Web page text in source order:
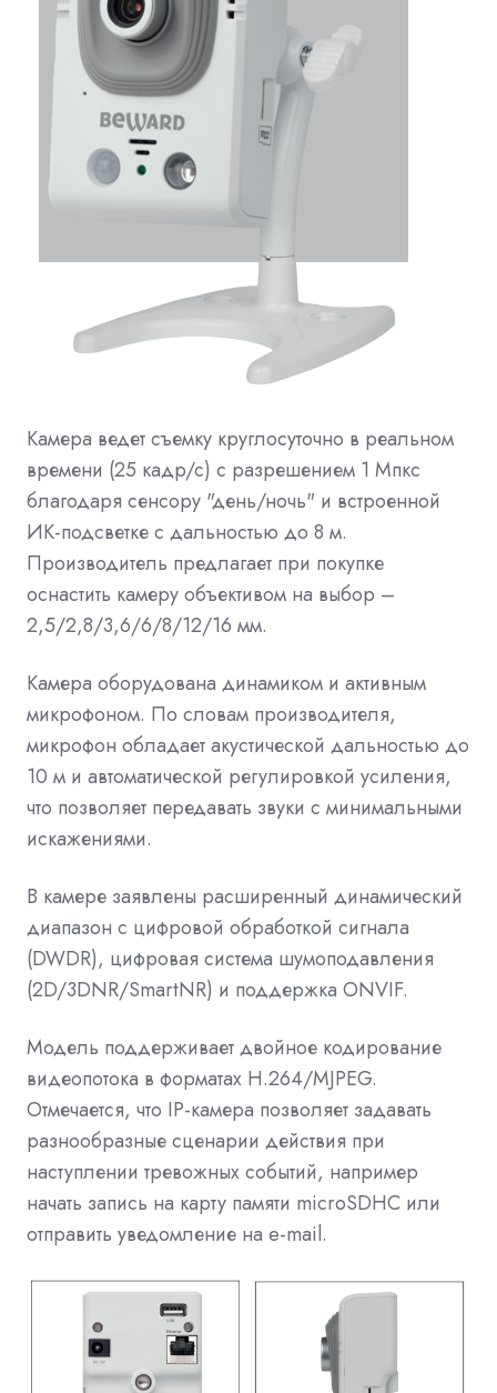
Камера ведет съемку круглосуточно в реальном
времени (25 кадр/с) с разрешением 1 Мпкс
благодаря сенсору "день/ночь" и встроенной
ИК-подсветке с дальностью до 8 м.
Производитель предлагает при покупке
оснастить камеру объективом на выбор –
2,5/2,8/3,6/6/8/12/16 мм.
Камера оборудована динамиком и активным
микрофоном. По словам производителя,
микрофон обладает акустической дальностью до
10 м и автоматической регулировкой усиления,
что позволяет передавать звуки с минимальными
искажениями.
В камере заявлены расширенный динамический
диапазон с цифровой обработкой сигнала
(DWDR), цифровая система шумоподавления
(2D/3DNR/SmartNR) и поддержка ONVIF.
Модель поддерживает двойное кодирование
видеопотока в форматах Н.264/MJPEG.
Отмечается, что IP-камера позволяет задавать
разнообразные сценарии действия при
наступлении тревожных событий, например
начать запись на карту памяти microSDHC или
отправить уведомление на e-mail.